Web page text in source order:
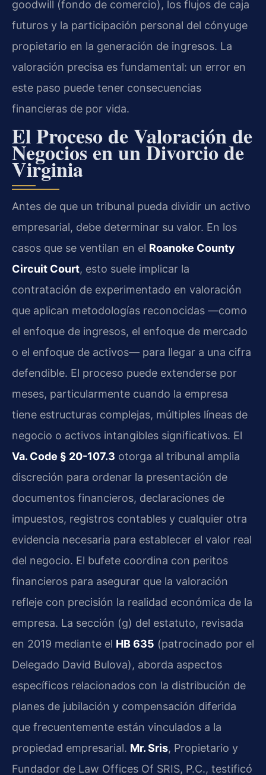
goodwill (fondo de comercio), los flujos de caja
futuros y la participación personal del cónyuge
propietario en la generación de ingresos. La
valoración precisa es fundamental: un error en
este paso puede tener consecuencias
financieras de por vida.
El Proceso de Valoración de
Negocios en un Divorcio de
Virginia
Antes de que un tribunal pueda dividir un activo
empresarial, debe determinar su valor. En los
casos que se ventilan en el Roanoke County
Circuit Court, esto suele implicar la
contratación de experimentado en valoración
que aplican metodologías reconocidas —como
el enfoque de ingresos, el enfoque de mercado
o el enfoque de activos— para llegar a una cifra
defendible. El proceso puede extenderse por
meses, particularmente cuando la empresa
tiene estructuras complejas, múltiples líneas de
negocio o activos intangibles significativos. El
Va. Code § 20-107.3 otorga al tribunal amplia
discreción para ordenar la presentación de
documentos financieros, declaraciones de
impuestos, registros contables y cualquier otra
evidencia necesaria para establecer el valor real
del negocio. El bufete coordina con peritos
financieros para asegurar que la valoración
refleje con precisión la realidad económica de la
empresa. La sección (g) del estatuto, revisada
en 2019 mediante el HB 635 (patrocinado por el
Delegado David Bulova), aborda aspectos
específicos relacionados con la distribución de
planes de jubilación y compensación diferida
que frecuentemente están vinculados a la
propiedad empresarial. Mr. Sris, Propietario y
Fundador de Law Offices Of SRIS, P.C., testificó